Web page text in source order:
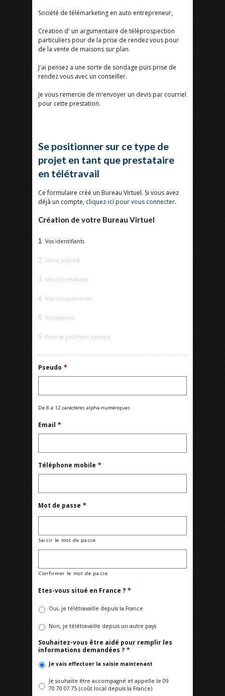
Société de télémarketing en auto entrepreneur,
Creation d' un argumentaire de téléprospection
particuliers pour de la prise de rendez vous pour
de la vente de maisons sur plan.
J'ai pensez a une sorte de sondage puis prise de
rendez vous avec un conseiller.
Je vous remercie de m'envoyer un devis par courriel
pour cette prestation.
Se positionner sur ce type de
projet en tant que prestataire
en télétravail
Ce formulaire créé un Bureau Virtuel. Si vous avez
déjà un compte, cliquez-ici pour vous connecter.
Création de votre Bureau Virtuel
1 Vos identifiants
2 Votre activité
3 Vos informations
4 Vos compétences
5 Vos besoins
6 Pour le prochain contact
Pseudo *
De 8 à 12 caractères alpha-numériques
Email *
Téléphone mobile *
Mot de passe *
Saisir le mot de passe
Confirmer le mot de passe
Etes-vous situé en France ? *
Oui, je télétravaille depuis la France
Non, je télétravaille depuis un autre pays
Souhaitez-vous être aidé pour remplir les
informations demandées ? *
Je vais effectuer la saisie maintenant
Je souhaite être accompagné et appelle le 09
70 70 07 75 (coût local depuis la France)